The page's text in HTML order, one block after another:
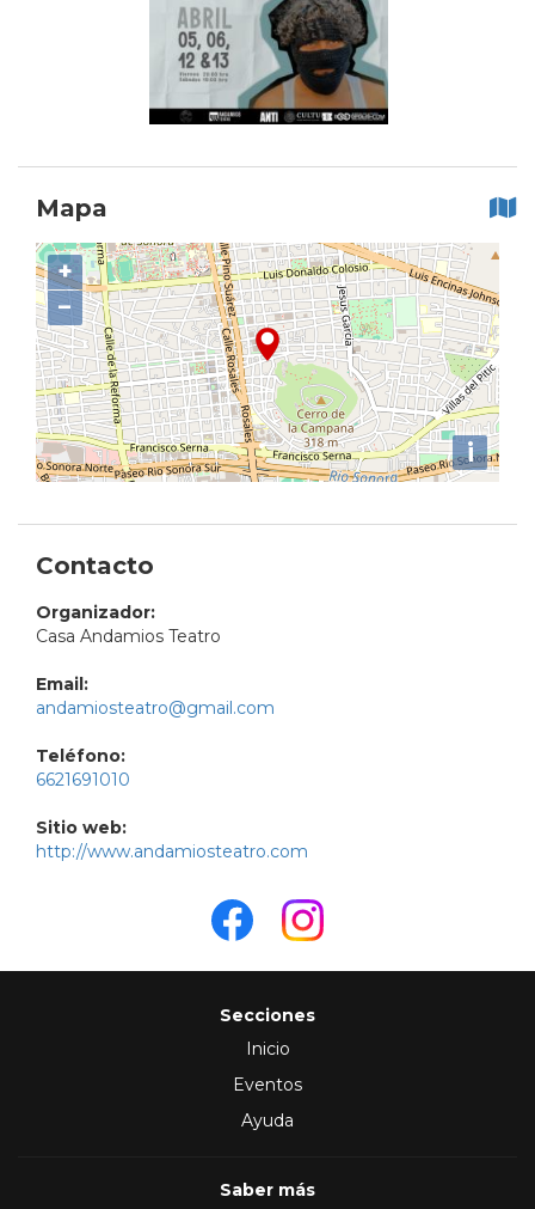
Mapa
+
−
i
Contacto
Organizador:
Casa Andamios Teatro
Email:
andamiosteatro@gmail.com
Teléfono:
6621691010
Sitio web:
http://www.andamiosteatro.com
Secciones
Inicio
Eventos
Ayuda
Saber más